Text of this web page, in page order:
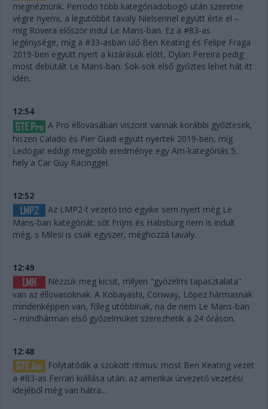
megnéznünk: Perrodo több kategóriadobogó után szeretne
végre nyerni, a legutóbbit tavaly Nielsennel együtt érte el –
míg Rovera először indul Le Mans-ban. Ez a #83-as
legénysége, míg a #33-asban ülő Ben Keating és Felipe Fraga
2019-ben együtt nyert a kizárásuk előtt, Dylan Pereira pedig
most debütált Le Mans-ban. Sok-sok első győztes lehet hát itt
idén.
12:54
A Pro éllovasában viszont vannak korábbi győztesek,
hiszen Calado és Pier Guidi együtt nyertek 2019-ben, míg
Ledogar eddigi megjobb eredménye egy Am-kategóriás 5.
hely a Car Guy Racinggel.
12:52
Az LMP2-t vezető trió egyike sem nyert még Le
Mans-ban kategóriát: sőt Frijns és Habsburg nem is indult
még, s Milesi is csak egyszer, méghozzá tavaly.
12:49
Nézzük meg kicsit, milyen "győzelmi tapasztalata"
van az éllovasoknak. A Kobayashi, Conway, López hármasnak
mindenképpen van, főleg utóbbinak, na de nem Le Mans-ban
– mindhárman első győzelmüket szerezhetik a 24 óráson.
12:48
Folytatódik a szokott ritmus: most Ben Keating vezet
a #83-as Ferrari kiállása után: az amerikai úrvezető vezetési
idejéből még van hátra...